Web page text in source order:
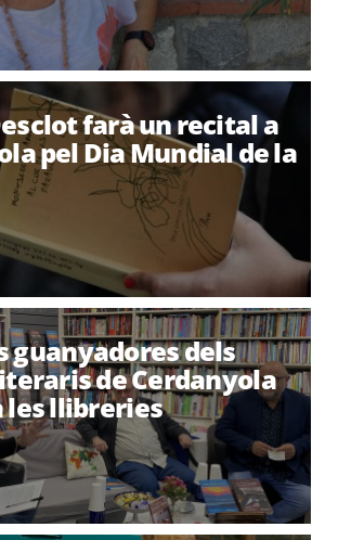
farà un recital a
pel Dia Mundial de la
guanyadores dels
de Cerdanyola
les llibreries